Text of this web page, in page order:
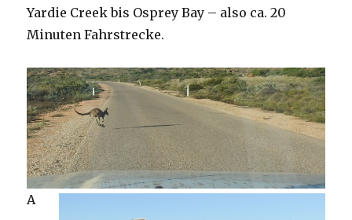
Yardie Creek bis Osprey Bay – also ca. 20
Minuten Fahrstrecke.
A